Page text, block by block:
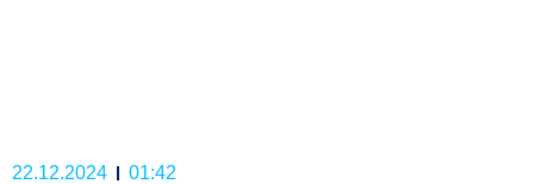
22.12.2024 01:42